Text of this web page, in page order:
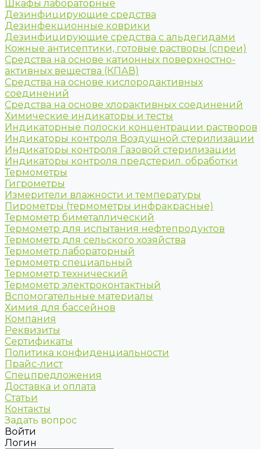
Шкафы лабораторные
Дезинфицирующие средства
Дезинфекционные коврики
Дезинфицирующие средства с альдегидами
Кожные антисептики, готовые растворы (спреи)
Средства на основе катионных поверхностно-
активных вещества (КПАВ)
Средства на основе кислородактивных
соединений
Средства на основе хлорактивных соединений
Химические индикаторы и тесты
Индикаторные полоски концентрации растворов
Индикаторы контроля Воздушной стерилизации
Индикаторы контроля Газовой стерилизации
Индикаторы контроля предстерил. обработки
Термометры
Гигрометры
Измерители влажности и температуры
Пирометры (термометры инфракрасные)
Термометр биметаллический
Термометр для испытания нефтепродуктов
Термометр для сельского хозяйства
Термометр лабораторный
Термометр специальный
Термометр технический
Термометр электроконтактный
Вспомогательные материалы
Химия для бассейнов
Компания
Реквизиты
Сертификаты
Политика конфиденциальности
Прайс-лист
Спецпредложения
Доставка и оплата
Статьи
Контакты
Задать вопрос
Войти
Логин